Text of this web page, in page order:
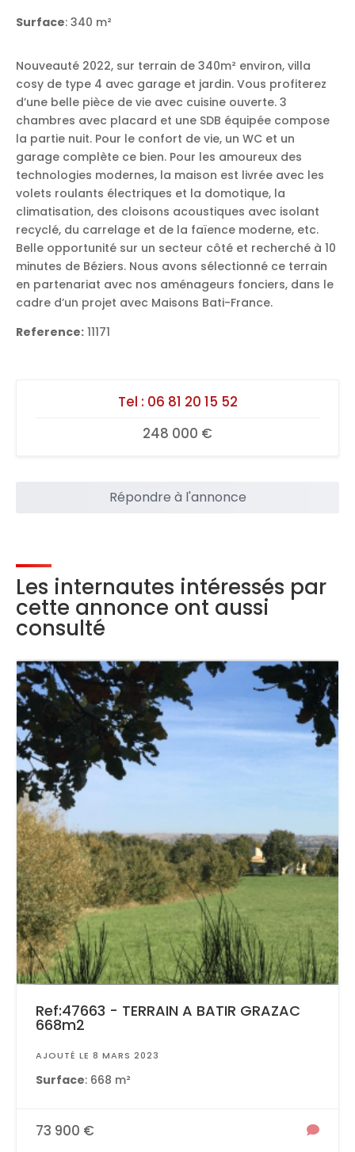
Surface: 340 m²
Nouveauté 2022, sur terrain de 340m² environ, villa
cosy de type 4 avec garage et jardin. Vous profiterez
d’une belle pièce de vie avec cuisine ouverte. 3
chambres avec placard et une SDB équipée compose
la partie nuit. Pour le confort de vie, un WC et un
garage complète ce bien. Pour les amoureux des
technologies modernes, la maison est livrée avec les
volets roulants électriques et la domotique, la
climatisation, des cloisons acoustiques avec isolant
recyclé, du carrelage et de la faïence moderne, etc.
Belle opportunité sur un secteur côté et recherché à 10
minutes de Béziers. Nous avons sélectionné ce terrain
en partenariat avec nos aménageurs fonciers, dans le
cadre d’un projet avec Maisons Bati-France.
Reference: 11171
Tel : 06 81 20 15 52
248 000 €
Répondre à l'annonce
Les internautes intéressés par
cette annonce ont aussi
consulté
Ref:47663 - TERRAIN A BATIR GRAZAC
668m2
AJOUTÉ LE 8 MARS 2023
Surface: 668 m²
73 900 €